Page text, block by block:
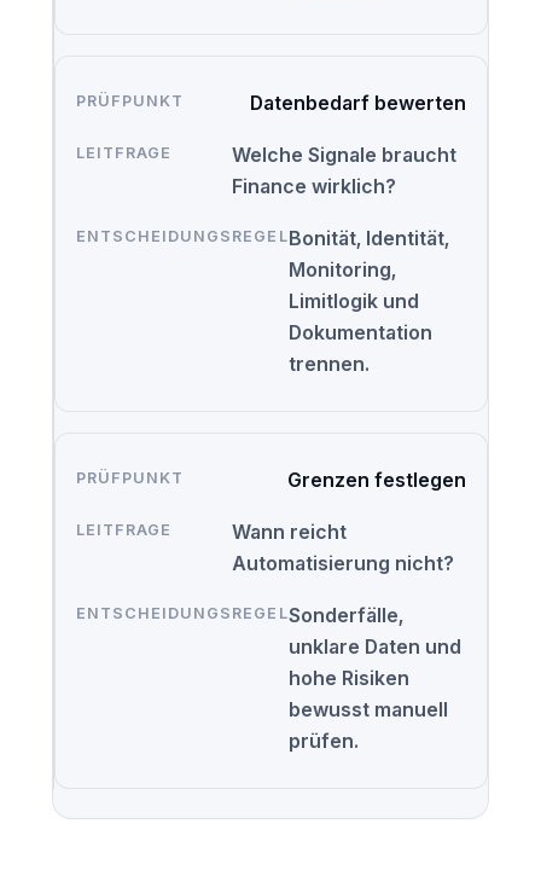
Datenbedarf bewerten
Welche Signale braucht
Finance wirklich?
Bonität, Identität,
Monitoring,
Limitlogik und
Dokumentation
trennen.
Grenzen festlegen
Wann reicht
Automatisierung nicht?
Sonderfälle,
unklare Daten und
hohe Risiken
bewusst manuell
prüfen.